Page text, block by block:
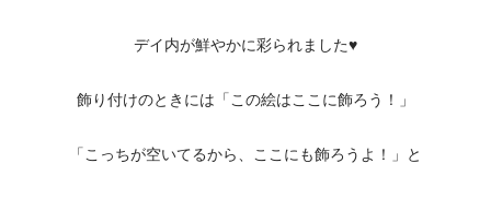
デイ内が鮮やかに彩られました♥️
飾り付けのときには「この絵はここに飾ろう！」
「こっちが空いてるから、ここにも飾ろうよ！」と